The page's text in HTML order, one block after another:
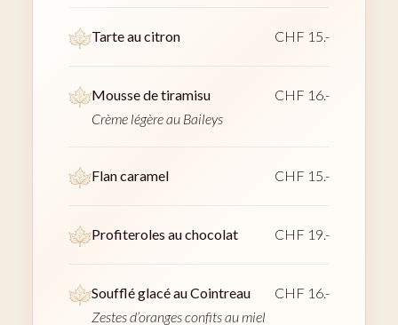
Tarte au citron CHF 15.-
Mousse de tiramisu
Crème légère au Baileys
CHF 16.-
Flan caramel CHF 15.-
Profiteroles au chocolat CHF 19.-
Soufflé glacé au Cointreau
Zestes d’oranges confits au miel
CHF 16.-